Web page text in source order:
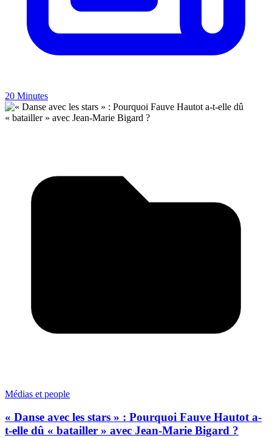
20 Minutes
Médias et people
« Danse avec les stars » : Pourquoi Fauve Hautot a-
t-elle dû « batailler » avec Jean-Marie Bigard ?